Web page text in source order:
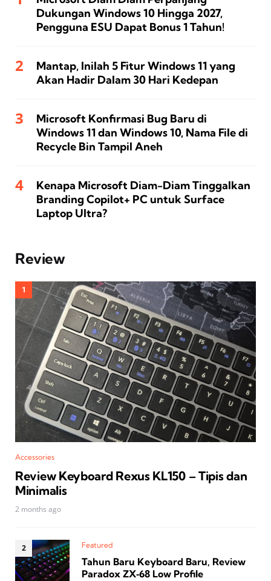
Dukungan Windows 10 Hingga 2027,
Pengguna ESU Dapat Bonus 1 Tahun!
Mantap, Inilah 5 Fitur Windows 11 yang
Akan Hadir Dalam 30 Hari Kedepan
Microsoft Konfirmasi Bug Baru di
Windows 11 dan Windows 10, Nama File di
Recycle Bin Tampil Aneh
Kenapa Microsoft Diam-Diam Tinggalkan
Branding Copilot+ PC untuk Surface
Laptop Ultra?
Review
Accessories
Review Keyboard Rexus KL150 – Tipis dan
Minimalis
2 months ago
Featured
Tahun Baru Keyboard Baru, Review
Paradox ZX‑68 Low Profile